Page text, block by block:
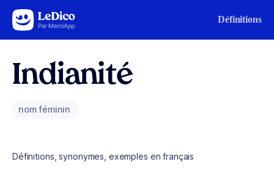
Aller au contenu Définitions
Indianité
nom féminin
Définitions, synonymes, exemples en français